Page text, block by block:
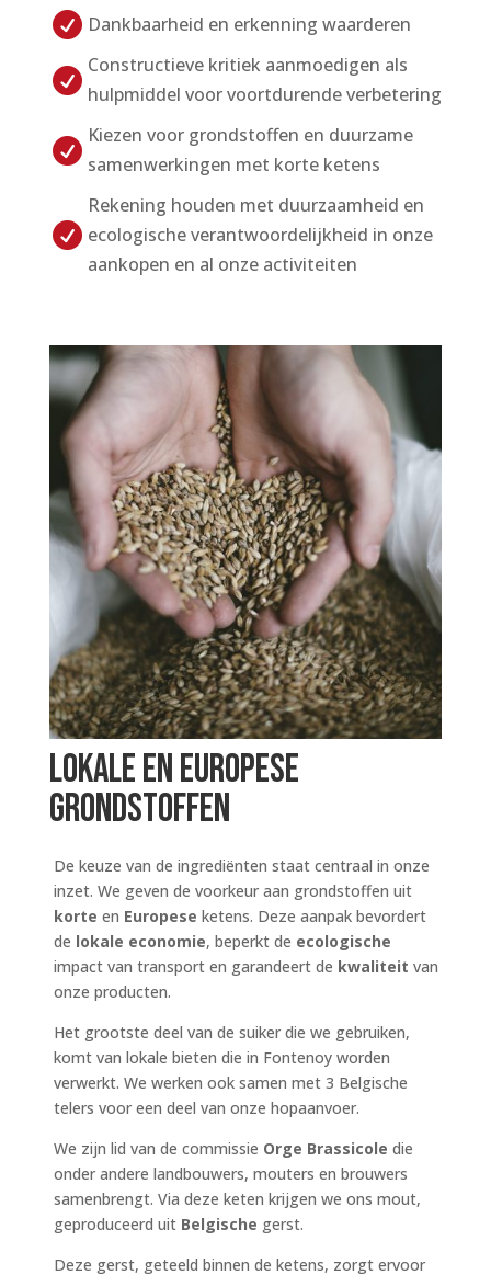
 Dankbaarheid en erkenning waarderen

Constructieve kritiek aanmoedigen als
hulpmiddel voor voortdurende verbetering

Kiezen voor grondstoffen en duurzame
samenwerkingen met korte ketens

Rekening houden met duurzaamheid en
ecologische verantwoordelijkheid in onze
aankopen en al onze activiteiten
Lokale en Europese
grondstoffen
De keuze van de ingrediënten staat centraal in onze
inzet. We geven de voorkeur aan grondstoffen uit
korte en Europese ketens. Deze aanpak bevordert
de lokale economie, beperkt de ecologische
impact van transport en garandeert de kwaliteit van
onze producten.
Het grootste deel van de suiker die we gebruiken,
komt van lokale bieten die in Fontenoy worden
verwerkt. We werken ook samen met 3 Belgische
telers voor een deel van onze hopaanvoer.
We zijn lid van de commissie Orge Brassicole die
onder andere landbouwers, mouters en brouwers
samenbrengt. Via deze keten krijgen we ons mout,
geproduceerd uit Belgische gerst.
Deze gerst, geteeld binnen de ketens, zorgt ervoor